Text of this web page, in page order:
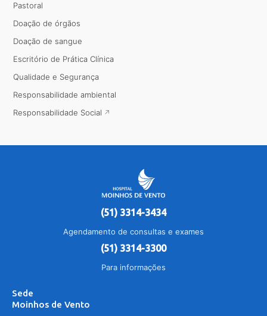
Pastoral
Doação de órgãos
Doação de sangue
Escritório de Prática Clínica
Qualidade e Segurança
Responsabilidade ambiental
Responsabilidade Social
(51) 3314-3434
Agendamento de consultas e exames
(51) 3314-3300
Para informações
Sede
Moinhos de Vento